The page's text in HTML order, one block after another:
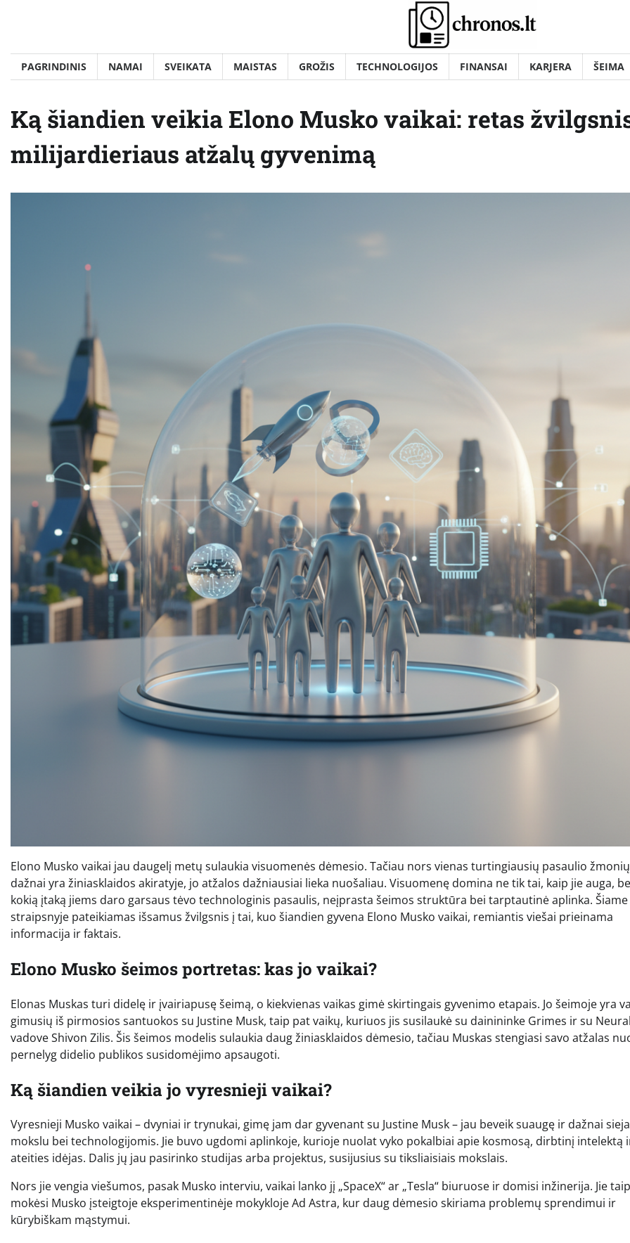
PAGRINDINIS NAMAI SVEIKATA MAISTAS GROŽIS TECHNOLOGIJOS FINANSAI KARJERA ŠEIMA
Ką šiandien veikia Elono Musko vaikai: retas
milijardieriaus atžalų gyvenimą
Elono Musko vaikai jau daugelį metų sulaukia visuomenės dėmesio. Tačiau nors vienas turtingiausių pasaulio žmonių
dažnai yra žiniasklaidos akiratyje, jo atžalos dažniausiai lieka nuošaliau. Visuomenę domina ne tik tai, kaip jie auga,
kokią įtaką jiems daro garsaus tėvo technologinis pasaulis, neįprasta šeimos struktūra bei tarptautinė aplinka. Šiame
straipsnyje pateikiamas išsamus žvilgsnis į tai, kuo šiandien gyvena Elono Musko vaikai, remiantis viešai prieinama
informacija ir faktais.
Elono Musko šeimos portretas: kas jo vaikai?
Elonas Muskas turi didelę ir įvairiapusę šeimą, o kiekvienas vaikas gimė skirtingais gyvenimo etapais. Jo šeimoje yra
gimusių iš pirmosios santuokos su Justine Musk, taip pat vaikų, kuriuos jis susilaukė su dainininke Grimes ir su
vadove Shivon Zilis. Šis šeimos modelis sulaukia daug žiniasklaidos dėmesio, tačiau Muskas stengiasi savo atžalas
pernelyg didelio publikos susidomėjimo apsaugoti.
Ką šiandien veikia jo vyresnieji vaikai?
Vyresnieji Musko vaikai – dvyniai ir trynukai, gimę jam dar gyvenant su Justine Musk – jau beveik suaugę ir dažnai
mokslu bei technologijomis. Jie buvo ugdomi aplinkoje, kurioje nuolat vyko pokalbiai apie kosmosą, dirbtinį intelektą
ateities idėjas. Dalis jų jau pasirinko studijas arba projektus, susijusius su tiksliaisiais mokslais.
Nors jie vengia viešumos, pasak Musko interviu, vaikai lanko jį „SpaceX“ ar „Tesla“ biuruose ir domisi inžinerija. Jie
mokėsi Musko įsteigtoje eksperimentinėje mokykloje Ad Astra, kur daug dėmesio skiriama problemų sprendimui ir
kūrybiškam mąstymui.